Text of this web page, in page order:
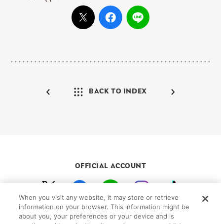
BACK TO INDEX
OFFICIAL ACCOUNT
初めての方向けガイド FAQ お問い合わせ
プライバシーポリシー サイトマップ
When you visit any website, it may store or retrieve
information on your browser. This information might be
about you, your preferences or your device and is